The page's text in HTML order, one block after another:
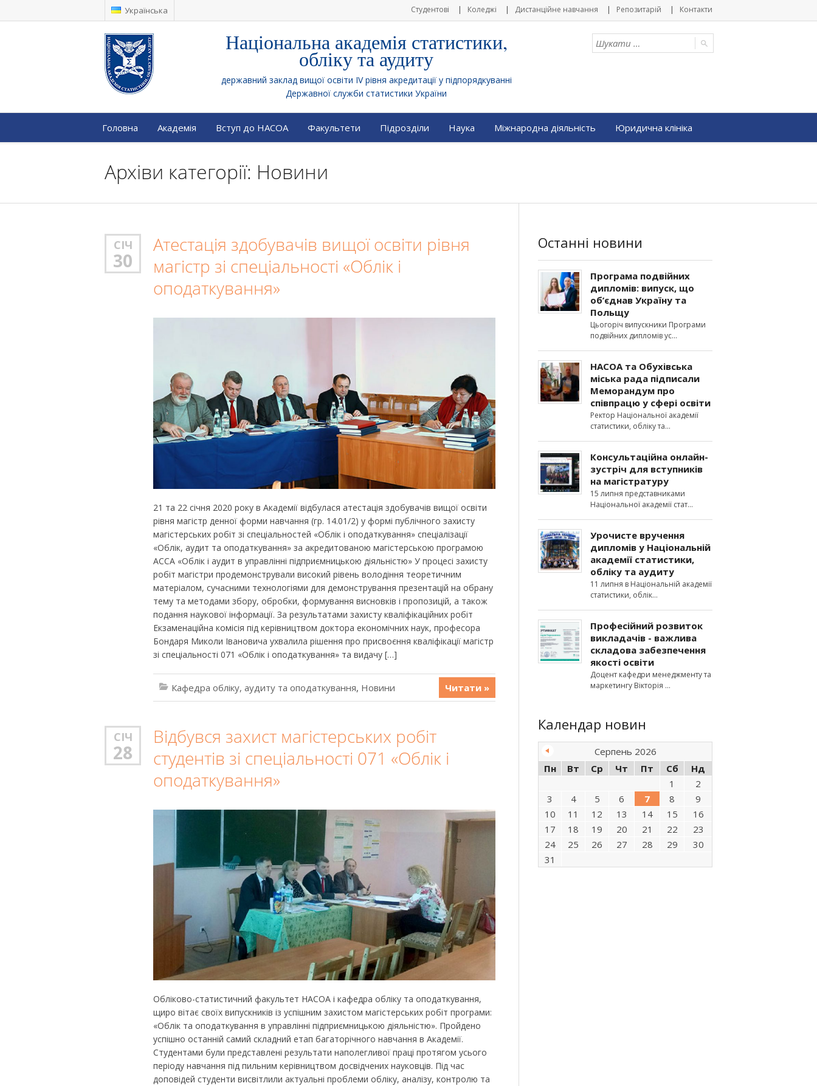
Українська Студентові Коледжі Дистанційне навчання Репозитарій Контакти
Національна академія статистики,
обліку та аудиту
державний заклад вищої освіти IV рівня акредитації у підпорядкуванні
Державної служби статистики України
Головна Академія Вступ до НАСОА Факультети Підрозділи Наука Міжнародна діяльність Юридична клініка
Архіви категорії: Новини
СІЧ
30
Атестація здобувачів вищої освіти рівня
магістр зі спеціальності «Облік і
оподаткування»
21 та 22 січня 2020 року в Академії відбулася атестація здобувачів вищої освіти
рівня магістр денної форми навчання (гр. 14.01/2) у формі публічного захисту
магістерських робіт зі спеціальностей «Облік і оподаткування» спеціалізації
«Облік, аудит та оподаткування» за акредитованою магістерською програмою
АССА «Облік і аудит в управлінні підприємницькою діяльністю» У процесі захисту
робіт магістри продемонстрували високий рівень володіння теоретичним
матеріалом, сучасними технологіями для демонстрування презентацій на обрану
тему та методами збору, обробки, формування висновків і пропозицій, а також
подання наукової інформації. За результатами захисту кваліфікаційних робіт
Екзаменаційна комісія під керівництвом доктора економічних наук, професора
Бондаря Миколи Івановича ухвалила рішення про присвоєння кваліфікації магістр
зі спеціальності 071 «Облік і оподаткування» та видачу […]
Кафедра обліку, аудиту та оподаткування, Новини Читати »
СІЧ
28
Відбувся захист магістерських робіт
студентів зі спеціальності 071 «Облік і
оподаткування»
Обліково-статистичний факультет НАСОА і кафедра обліку та оподаткування,
щиро вітає своїх випускників із успішним захистом магістерських робіт програми:
«Облік та оподаткування в управлінні підприємницькою діяльністю». Пройдено
успішно останній самий складний етап багаторічного навчання в Академії.
Студентами були представлені результати наполегливої праці протягом усього
періоду навчання під пильним керівництвом досвідчених науковців. Під час
доповідей студенти висвітлили актуальні проблеми обліку, аналізу, контролю та
Останні новини
Програма подвійних
дипломів: випуск, що
об’єднав Україну та
Польщу
Цьогоріч випускники Програми
подвійних дипломів ус
НАСОА та Обухівська
міська рада підписали
Меморандум про
співпрацю у сфері освіти
Ректор Національної академії
статистики, обліку та
Консультаційна онлайн-
зустріч для вступників
на магістратуру
15 липня представниками
Національної академії стат
Урочисте вручення
дипломів у Національній
академії статистики,
обліку та аудиту
11 липня в Національній академії
статистики, облік
Професійний розвиток
викладачів - важлива
складова забезпечення
якості освіти
Доцент кафедри менеджменту та
маркетингу Вікторія
Календар новин
Серпень 2026
Пн
Вт Ср Чт Пт Сб
Нд
1
2
3
4 5 6 7 8
9
10
11 12 13 14 15
16
17
18 19 20 21 22
23
24
25 26 27 28 29
30
31